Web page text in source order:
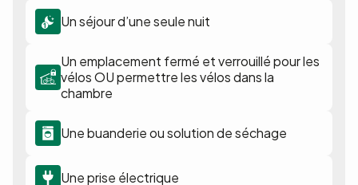
Un séjour d’une seule nuit
Un emplacement fermé et verrouillé pour les
vélos OU permettre les vélos dans la
chambre
Une buanderie ou solution de séchage
Une prise électrique